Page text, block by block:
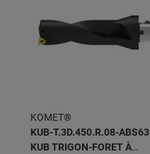
KOMET®
KUB-T.3D.450.R.08-ABS63
KUB TRIGON-FORET À